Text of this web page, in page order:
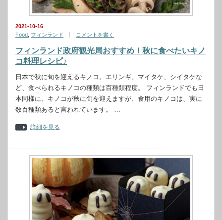
2021-10-16
Food フィンランド コメントを書く
フィンランド政府観光局おすすめ！秋に食べたいキノ
コ料理レシピ♪
日本で秋に旬を迎えるキノコ。エリンギ、マイタケ、シイタケな
ど、食べられるキノコの種類は百種類程度。 フィンランドでも日
本同様に、キノコが秋に旬を迎えますが、食用のキノコは、実に
数百種類あると言われています。 …
詳細を見る